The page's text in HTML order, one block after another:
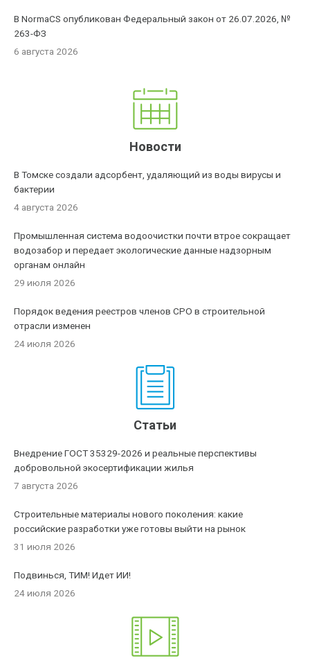
В NormaCS опубликован Федеральный закон от 26.07.2026, №
263-ФЗ
6 августа 2026
Новости
В Томске создали адсорбент, удаляющий из воды вирусы и
бактерии
4 августа 2026
Промышленная система водоочистки почти втрое сокращает
водозабор и передает экологические данные надзорным
органам онлайн
29 июля 2026
Порядок ведения реестров членов СРО в строительной
отрасли изменен
24 июля 2026
Статьи
Внедрение ГОСТ 35329-2026 и реальные перспективы
добровольной экосертификации жилья
7 августа 2026
Строительные материалы нового поколения: какие
российские разработки уже готовы выйти на рынок
31 июля 2026
Подвинься, ТИМ! Идет ИИ!
24 июля 2026